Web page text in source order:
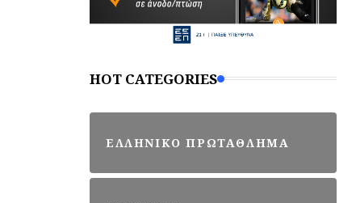
HOT CATEGORIES
ΕΛΛΗΝΙΚΟ ΠΡΩΤΑΘΛΗΜΑ